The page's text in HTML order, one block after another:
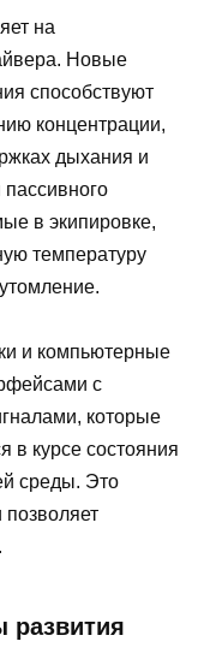
на
Новые
способствуют
концентрации,
дыхания и
пассивного
в экипировке,
температуру
и компьютерные
с
которые
в курсе состояния
среды. Это
развития